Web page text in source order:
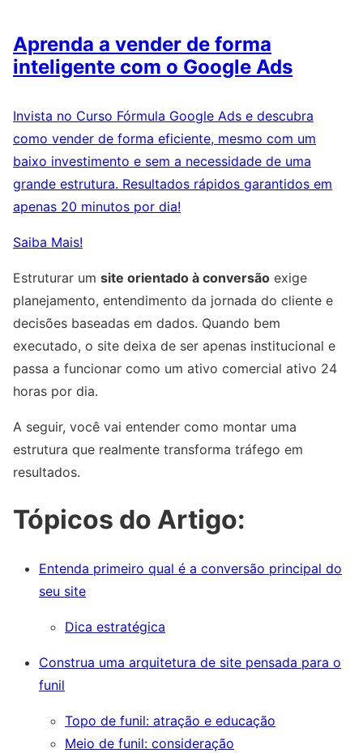
Aprenda a vender de forma
inteligente com o Google Ads
Invista no Curso Fórmula Google Ads e descubra
como vender de forma eficiente, mesmo com um
baixo investimento e sem a necessidade de uma
grande estrutura. Resultados rápidos garantidos em
apenas 20 minutos por dia!
Saiba Mais!
Estruturar um site orientado à conversão exige
planejamento, entendimento da jornada do cliente e
decisões baseadas em dados. Quando bem
executado, o site deixa de ser apenas institucional e
passa a funcionar como um ativo comercial ativo 24
horas por dia.
A seguir, você vai entender como montar uma
estrutura que realmente transforma tráfego em
resultados.
Tópicos do Artigo:
Entenda primeiro qual é a conversão principal do
seu site
Dica estratégica
Construa uma arquitetura de site pensada para o
funil
Topo de funil: atração e educação
Meio de funil: consideração